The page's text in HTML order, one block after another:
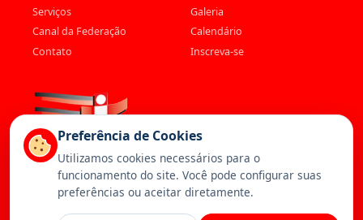
Serviços
Galeria
Canal da Federação
Calendário
Contato
Inscreva-se
Preferência de Cookies
Utilizamos cookies necessários para o
funcionamento do site. Você pode configurar suas
preferências ou aceitar diretamente.